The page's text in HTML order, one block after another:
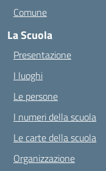
Comune
La Scuola
Presentazione
I luoghi
Le persone
I numeri della scuola
Le carte della scuola
Organizzazione